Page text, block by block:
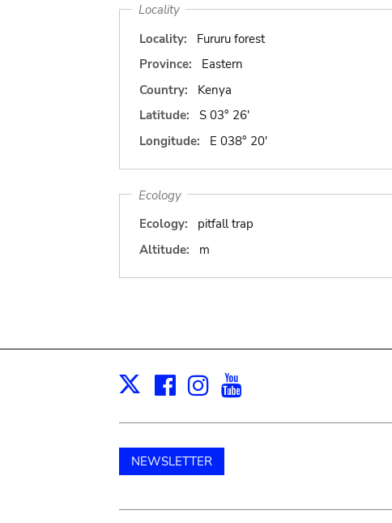
Locality
Locality:
Fururu forest
Province:
Eastern
Country:
Kenya
Latitude:
S 03° 26'
Longitude:
E 038° 20'
Ecology
Ecology:
pitfall trap
Altitude:
m
X Facebook
Instagram
NEWSLETTER